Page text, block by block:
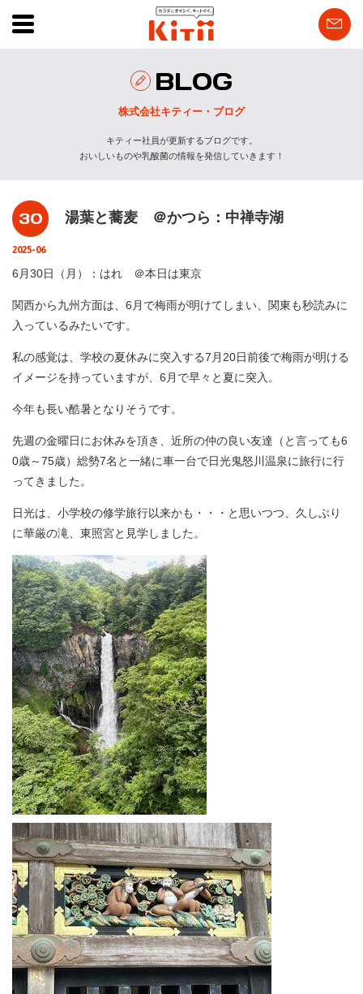
BLOG
株式会社キティー・ブログ
キティー社員が更新するブログです。
おいしいものや乳酸菌の情報を発信していきます！
30
2025-06
湯葉と蕎麦 ＠かつら：中禅寺湖
6月30日（月）：はれ ＠本日は東京
関西から九州方面は、6月で梅雨が明けてしまい、関東も秒読みに
入っているみたいです。
私の感覚は、学校の夏休みに突入する7月20日前後で梅雨が明ける
イメージを持っていますが、6月で早々と夏に突入。
今年も長い酷暑となりそうです。
先週の金曜日にお休みを頂き、近所の仲の良い友達（と言っても6
0歳～75歳）総勢7名と一緒に車一台で日光鬼怒川温泉に旅行に行
ってきました。
日光は、小学校の修学旅行以来かも・・・と思いつつ、久しぶり
に華厳の滝、東照宮と見学しました。